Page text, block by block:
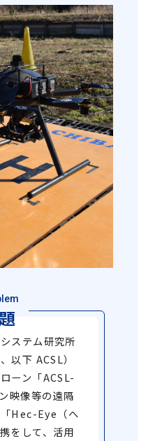
ステム研究所
以下 ACSL）
ーン「ACSL-
映像等の遠隔
Hec-Eye（ヘ
をして、活用